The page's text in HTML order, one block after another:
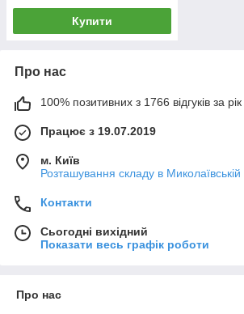
Купити
Про нас
100% позитивних з 1766 відгуків за рік
Працює з 19.07.2019
м. Київ
Розташування складу в
Контакти
Сьогодні вихідний
Показати весь графік роботи
Про нас